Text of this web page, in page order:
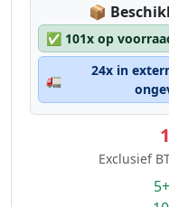
📦
✅ 101x op
🚛
24x in
Exclusief